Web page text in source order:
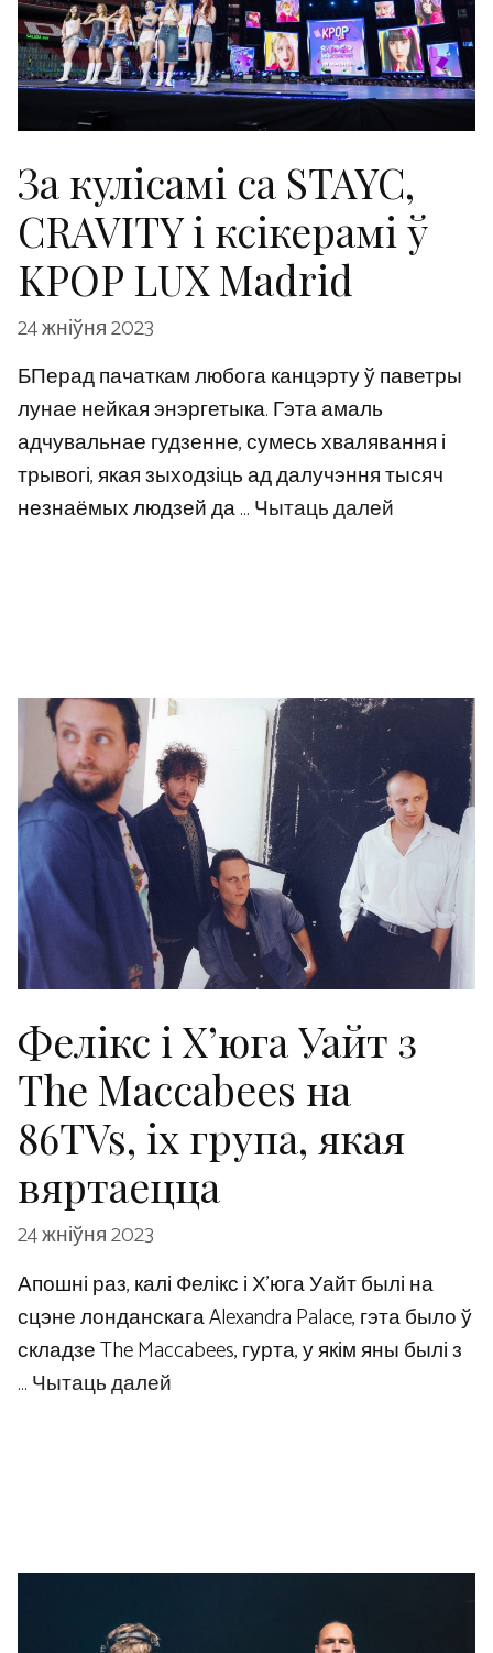
За кулісамі са STAYC,
CRAVITY і ксікерамі ў
KPOP LUX Madrid
24 жніўня 2023
БПерад пачаткам любога канцэрту ў паветры
лунае нейкая энэргетыка. Гэта амаль
адчувальнае гудзенне, сумесь хвалявання і
трывогі, якая зыходзіць ад далучэння тысяч
незнаёмых людзей да …Чытаць далей
Фелікс і Х’юга Уайт з
The Maccabees на
86TVs, іх група, якая
вяртаецца
24 жніўня 2023
Апошні раз, калі Фелікс і Х’юга Уайт былі на
сцэне лонданскага Alexandra Palace, гэта было ў
складзе The Maccabees, гурта, у якім яны былі з
…Чытаць далей